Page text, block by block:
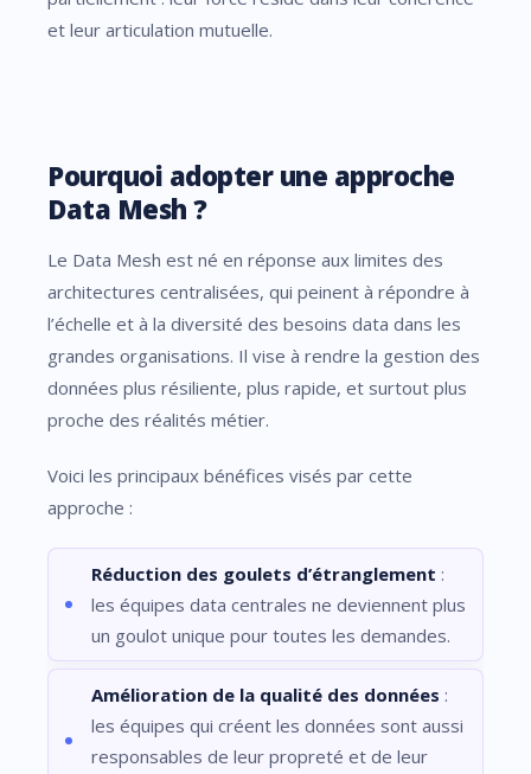
et leur articulation mutuelle.
Pourquoi adopter une approche
Data Mesh ?
Le Data Mesh est né en réponse aux limites des
architectures centralisées, qui peinent à répondre à
l’échelle et à la diversité des besoins data dans les
grandes organisations. Il vise à rendre la gestion des
données plus résiliente, plus rapide, et surtout plus
proche des réalités métier.
Voici les principaux bénéfices visés par cette
approche :
Réduction des goulets d’étranglement :
les équipes data centrales ne deviennent plus
un goulot unique pour toutes les demandes.
Amélioration de la qualité des données :
les équipes qui créent les données sont aussi
responsables de leur propreté et de leur